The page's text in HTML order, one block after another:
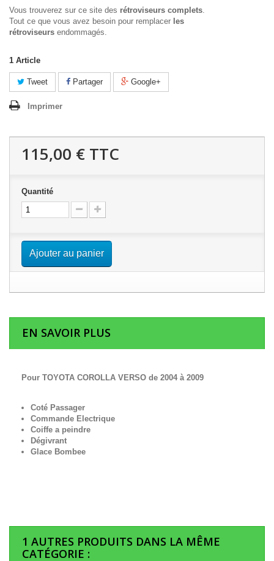
Vous trouverez sur ce site des rétroviseurs complets.
Tout ce que vous avez besoin pour remplacer les
rétroviseurs endommagés.
1 Article
Tweet Partager Google+
Imprimer
115,00 € TTC
Quantité
Ajouter au panier
EN SAVOIR PLUS
Pour TOYOTA COROLLA VERSO de 2004 à 2009
Coté Passager
Commande Electrique
Coiffe a peindre
Dégivrant
Glace Bombee
1 AUTRES PRODUITS DANS LA MÊME
CATÉGORIE :